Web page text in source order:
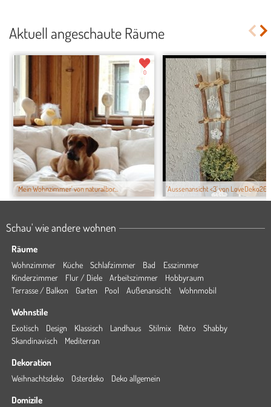
Aktuell angeschaute Räume
'Mein Wohnzimmer' von naturalbor...
0
'Aussenansicht <3' von LoveDeko26
Schau' wie andere wohnen
Räume
Wohnzimmer Küche Schlafzimmer Bad
Esszimmer
Kinderzimmer
Flur / Diele Arbeitszimmer
Hobbyraum
Terrasse / Balkon
Garten Pool Außenansicht Wohnmobil
Wohnstile
Exotisch Design Klassisch Landhaus Stilmix Retro
Shabby
Skandinavisch
Mediterran
Dekoration
Weihnachtsdeko Osterdeko Deko allgemein
Domizile